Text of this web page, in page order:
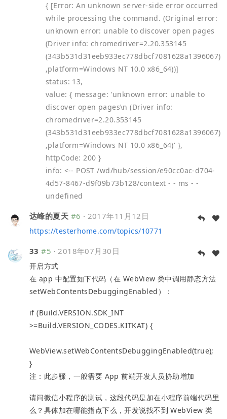
{ [Error: An unknown server-side error occurred
while processing the command. (Original error:
unknown error: unable to discover open pages
(Driver info: chromedriver=2.20.353145
(343b531d31eeb933ec778dbcf7081628a1396067)
,platform=Windows NT 10.0 x86_64))]
status: 13,
value: { message: 'unknown error: unable to
discover open pages\n (Driver info:
chromedriver=2.20.353145
(343b531d31eeb933ec778dbcf7081628a1396067)
,platform=Windows NT 10.0 x86_64)' },
httpCode: 200 }
info: <-- POST /wd/hub/session/e90cc0ac-d704-
4d57-8467-d9f09b73b128/context - - ms - -
undefined
达峰的夏天 #6 · 2017年11月12日
https://testerhome.com/topics/10771
33 #5 ·2018年07月30日
开启方式
在 app 中配置如下代码（在 WebView 类中调用静态方法
setWebContentsDebuggingEnabled）：
if (Build.VERSION.SDK_INT
>=Build.VERSION_CODES.KITKAT) {
WebView.setWebContentsDebuggingEnabled(true);
}
注：此步骤，一般需要 App 前端开发人员协助增加
请问微信小程序的测试，这段代码是加在小程序前端代码里
么？具体加在哪能指点下么，开发说找不到 WebView 类